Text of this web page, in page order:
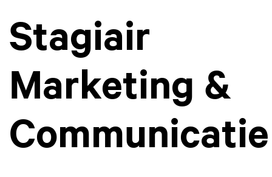
Stagiair
Marketing &
Communicatie